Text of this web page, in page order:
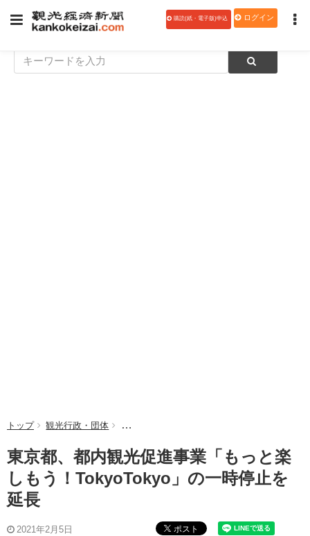
購読(紙・電子版)申込 ログイン
トップ 観光行政・団体 東京都、都内観光促進事業「もっと楽しもう
東京都、都内観光促進事業「もっと楽
しもう！TokyoTokyo」の一時停止を
延長
2021年2月5日 ポスト